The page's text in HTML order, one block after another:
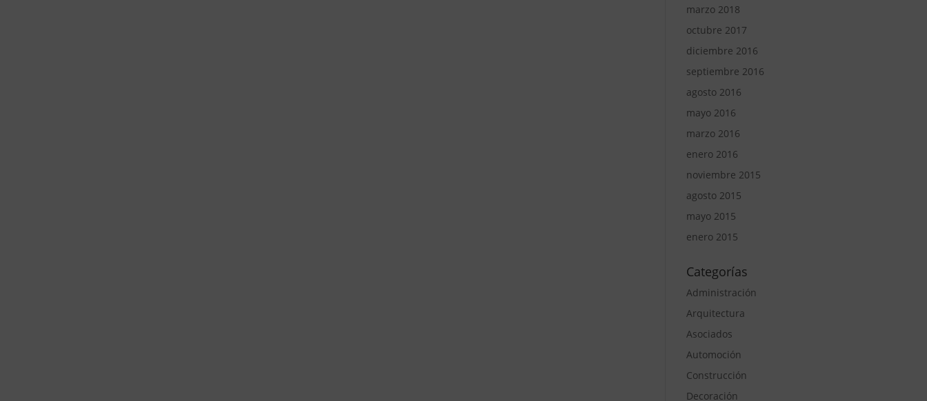
marzo 2018
octubre 2017
diciembre 2016
septiembre 2016
agosto 2016
mayo 2016
marzo 2016
enero 2016
noviembre 2015
agosto 2015
mayo 2015
enero 2015
Categorías
Administración
Arquitectura
Asociados
Automoción
Construcción
Decoración